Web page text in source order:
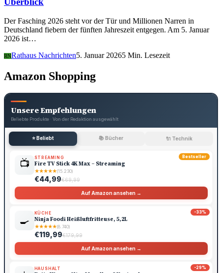
Der Fasching 2026 steht vor der Tür und Millionen Narren in
Deutschland fiebern der fünften Jahreszeit entgegen. Am 5. Januar
2026 ist…
RNRathaus Nachrichten5. Januar 20265 Min. Lesezeit
Amazon Shopping
Unsere Empfehlungen
Beliebte Produkte · Von der Redaktion ausgewählt
⭐ Beliebt 📚 Bücher 🔌 Technik
Bestseller
📺 STREAMING
Fire TV Stick 4K Max – Streaming
★★★★★(15.230)
€44,99€69,99
Auf Amazon ansehen →
-33%
🍳
KÜCHE
Ninja Foodi Heißluftfritteuse, 5,2L
★★★★★(8.740)
€119,99€179,99
Auf Amazon ansehen →
-29%
HAUSHALT